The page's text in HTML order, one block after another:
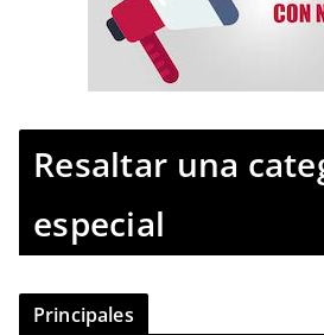
Resaltar una
especial
Principales